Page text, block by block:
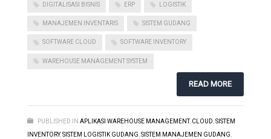
DIGITALISASI BISNIS ERP LOGISTIK
MANAJEMEN INVENTARIS SISTEM GUDANG
SOFTWARE CLOUD SOFTWARE INVENTORY
WAREHOUSE MANAGEMENT SYSTEM
READ MORE
PUBLISHED IN APLIKASI WAREHOUSE MANAGEMENT, CLOUD SISTEM
INVENTORY,SISTEM LOGISTIK GUDANG SISTEM MANAJEMEN GUDANG